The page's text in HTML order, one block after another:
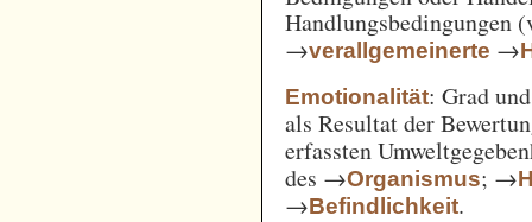
Handlungsbedingungen
→verallgemeinerte →
Emotionalität: Grad
als Resultat der
erfassten
des →Organismus; →
→Befindlichkeit.